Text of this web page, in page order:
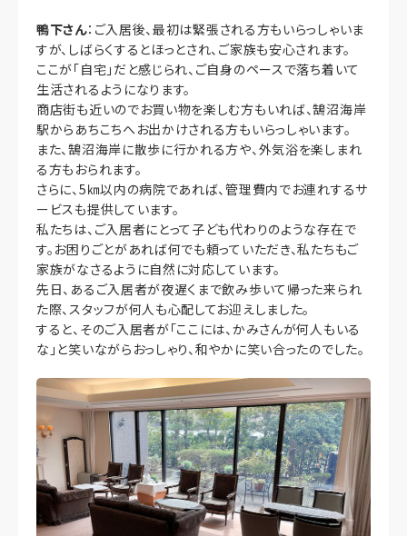
鴨下さん：ご入居後、最初は緊張される方もいらっしゃいま
すが、しばらくするとほっとされ、ご家族も安心されます。
ここが「自宅」だと感じられ、ご自身のペースで落ち着いて
生活されるようになります。
商店街も近いのでお買い物を楽しむ方もいれば、鵠沼海岸
駅からあちこちへお出かけされる方もいらっしゃいます。
また、鵠沼海岸に散歩に行かれる方や、外気浴を楽しまれ
る方もおられます。
さらに、5㎞以内の病院であれば、管理費内でお連れするサ
ービスも提供しています。
私たちは、ご入居者にとって子ども代わりのような存在で
す。お困りごとがあれば何でも頼っていただき、私たちもご
家族がなさるように自然に対応しています。
先日、あるご入居者が夜遅くまで飲み歩いて帰った来られ
た際、スタッフが何人も心配してお迎えしました。
すると、そのご入居者が「ここには、かみさんが何人もいる
な」と笑いながらおっしゃり、和やかに笑い合ったのでした。